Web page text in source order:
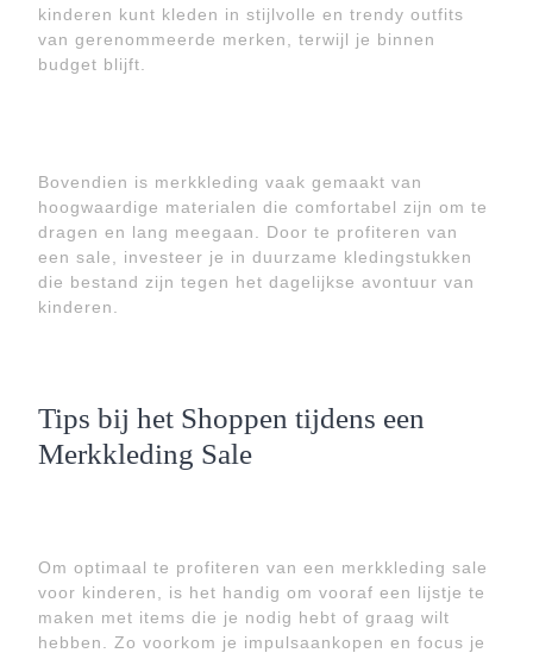
kinderen kunt kleden in stijlvolle en trendy outfits
van gerenommeerde merken, terwijl je binnen
budget blijft.
Bovendien is merkkleding vaak gemaakt van
hoogwaardige materialen die comfortabel zijn om te
dragen en lang meegaan. Door te profiteren van
een sale, investeer je in duurzame kledingstukken
die bestand zijn tegen het dagelijkse avontuur van
kinderen.
Tips bij het Shoppen tijdens een
Merkkleding Sale
Om optimaal te profiteren van een merkkleding sale
voor kinderen, is het handig om vooraf een lijstje te
maken met items die je nodig hebt of graag wilt
hebben. Zo voorkom je impulsaankopen en focus je